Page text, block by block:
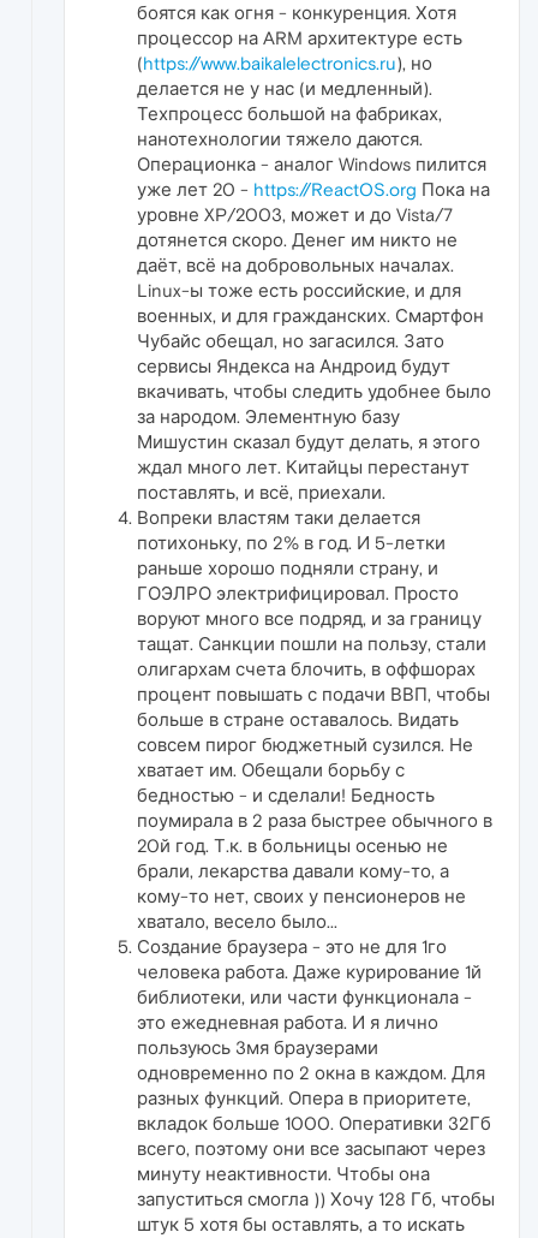
боятся как огня - конкуренция. Хотя
процессор на ARM архитектуре есть
(https://www.baikalelectronics.ru), но
делается не у нас (и медленный).
Техпроцесс большой на фабриках,
нанотехнологии тяжело даются.
Операционка - аналог Windows пилится
уже лет 20 - https://ReactOS.org Пока на
уровне XP/2003, может и до Vista/7
дотянется скоро. Денег им никто не
даёт, всё на добровольных началах.
Linux-ы тоже есть российские, и для
военных, и для гражданских. Смартфон
Чубайс обещал, но загасился. Зато
сервисы Яндекса на Андроид будут
вкачивать, чтобы следить удобнее было
за народом. Элементную базу
Мишустин сказал будут делать, я этого
ждал много лет. Китайцы перестанут
поставлять, и всё, приехали.
Вопреки властям таки делается
потихоньку, по 2% в год. И 5-летки
раньше хорошо подняли страну, и
ГОЭЛРО электрифицировал. Просто
воруют много все подряд, и за границу
тащат. Санкции пошли на пользу, стали
олигархам счета блочить, в оффшорах
процент повышать с подачи ВВП, чтобы
больше в стране оставалось. Видать
совсем пирог бюджетный сузился. Не
хватает им. Обещали борьбу с
бедностью - и сделали! Бедность
поумирала в 2 раза быстрее обычного в
20й год. Т.к. в больницы осенью не
брали, лекарства давали кому-то, а
кому-то нет, своих у пенсионеров не
хватало, весело было...
Создание браузера - это не для 1го
человека работа. Даже курирование 1й
библиотеки, или части функционала -
это ежедневная работа. И я лично
пользуюсь 3мя браузерами
одновременно по 2 окна в каждом. Для
разных функций. Опера в приоритете,
вкладок больше 1000. Оперативки 32Гб
всего, поэтому они все засыпают через
минуту неактивности. Чтобы она
запуститься смогла )) Хочу 128 Гб, чтобы
штук 5 хотя бы оставлять, а то искать